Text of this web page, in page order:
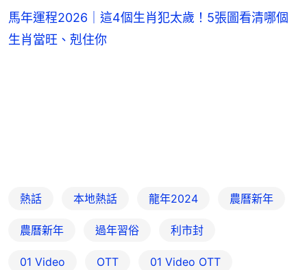
馬年運程2026｜這4個生肖犯太歲！5張圖看清哪個
生肖當旺、剋住你
熱話 本地熱話 龍年2024 農曆新年
農曆新年 過年習俗 利市封
01 Video OTT 01‌ ‌Video‌ ‌OTT